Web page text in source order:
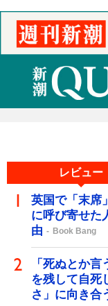
レビュー
英国で「末席
に呼び寄せ
由
Book Bang
「死ぬとか
を残して自死
さ」に向き合